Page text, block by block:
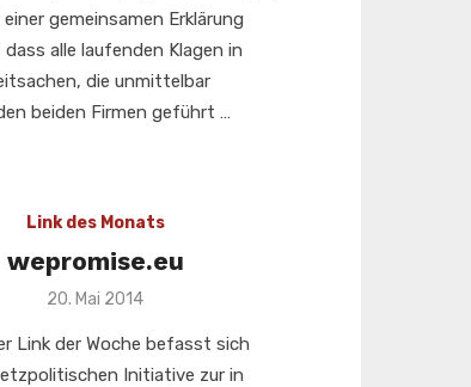
gemeinsamen Erklärung
alle laufenden Klagen in
die unmittelbar
beiden Firmen geführt …
Link des Monats
wepromise.eu
Veröffentlicht
20. Mai 2014
Link der Woche befasst sich
Initiative zur in